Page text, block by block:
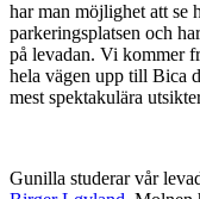
har man möjlighet att se
parkeringsplatsen och
på levadan. Vi kommer
hela vägen upp till Bica
mest spektakulära
Gunilla studerar vår